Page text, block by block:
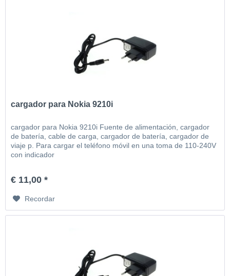
cargador para Nokia 9210i
cargador para Nokia 9210i Fuente de alimentación, cargador
de batería, cable de carga, cargador de batería, cargador de
viaje p. Para cargar el teléfono móvil en una toma de 110-240V
con indicador
€ 11,00 *
Recordar